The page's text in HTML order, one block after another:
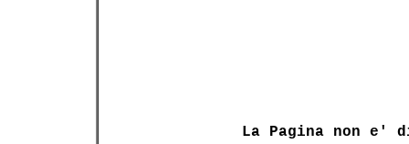
La Pagina non e'